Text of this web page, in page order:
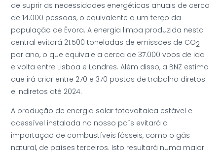
de suprir as necessidades energéticas anuais de cerca
de 14.000 pessoas, o equivalente a um terço da
população de Évora. A energia limpa produzida nesta
central evitará 21.500 toneladas de emissões de CO2
por ano, o que equivale a cerca de 37.000 voos de ida
e volta entre Lisboa e Londres. Além disso, a BNZ estima
que irá criar entre 270 e 370 postos de trabalho diretos
e indiretos até 2024.
A produção de energia solar fotovoltaica estável e
acessível instalada no nosso país evitará a
importação de combustíveis fósseis, como o gás
natural, de países terceiros. Isto resultará numa maior